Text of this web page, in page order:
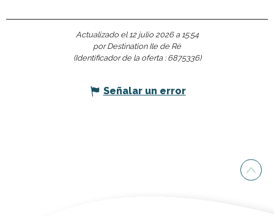
Actualizado el 12 julio 2026 a 15:54
por Destination Ile de Ré
(Identificador de la oferta : 6875336)
Señalar un error